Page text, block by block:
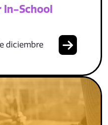
In-School
diciembre